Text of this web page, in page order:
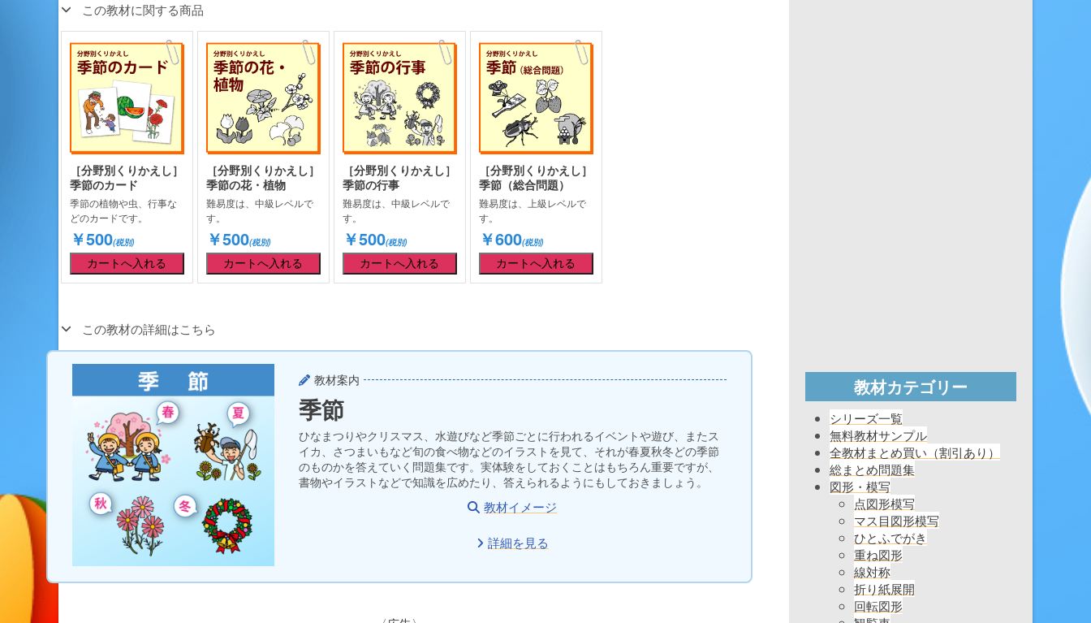
この教材に関する商品
［分野別くりかえし］
季節のカード
季節の植物や虫、行事な
どのカードです。
￥500(税別)
［分野別くりかえし］
季節の花・植物
難易度は、中級レベルで
す。
￥500(税別)
［分野別くりかえし］
季節の行事
難易度は、中級レベルで
す。
￥500(税別)
［分野別くりかえし］
季節（総合問題）
難易度は、上級レベルで
す。
￥600(税別)
この教材の詳細はこちら
教材案内
季節
ひなまつりやクリスマス、水遊びなど季節ごとに行われるイベントや遊び、またス
イカ、さつまいもなど旬の食べ物などのイラストを見て、それが春夏秋冬どの季節
のものかを答えていく問題集です。実体験をしておくことはもちろん重要ですが、
書物やイラストなどで知識を広めたり、答えられるようにもしておきましょう。
教材イメージ
詳細を見る
教材カテゴリー
シリーズ一覧
無料教材サンプル
全教材まとめ買い（割引あり）
総まとめ問題集
図形・模写
点図形模写
マス目図形模写
ひとふでがき
重ね図形
線対称
折り紙展開
回転図形